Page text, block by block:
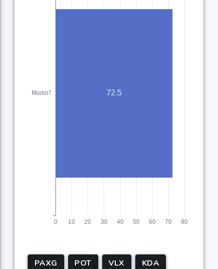
PAXG POT VLX
KDA